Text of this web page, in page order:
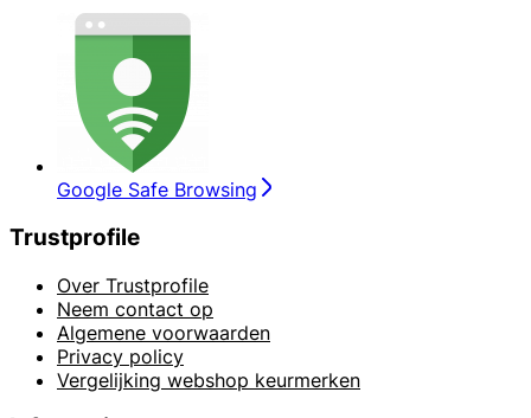
Google Safe Browsing
Trustprofile
Over Trustprofile
Neem contact op
Algemene voorwaarden
Privacy policy
Vergelijking webshop keurmerken